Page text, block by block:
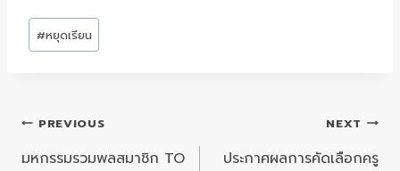
Post
Tags:
#หยุดเรียน
แนะแนว
เรื่อง
PREVIOUS
มหกรรมรวมพลสมาชิก TO
NEXT
ประกาศผลการคัดเลือกครู